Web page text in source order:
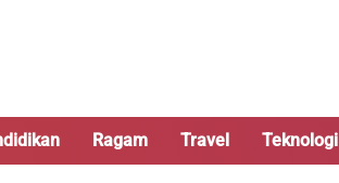
Ragam Travel Teknologi